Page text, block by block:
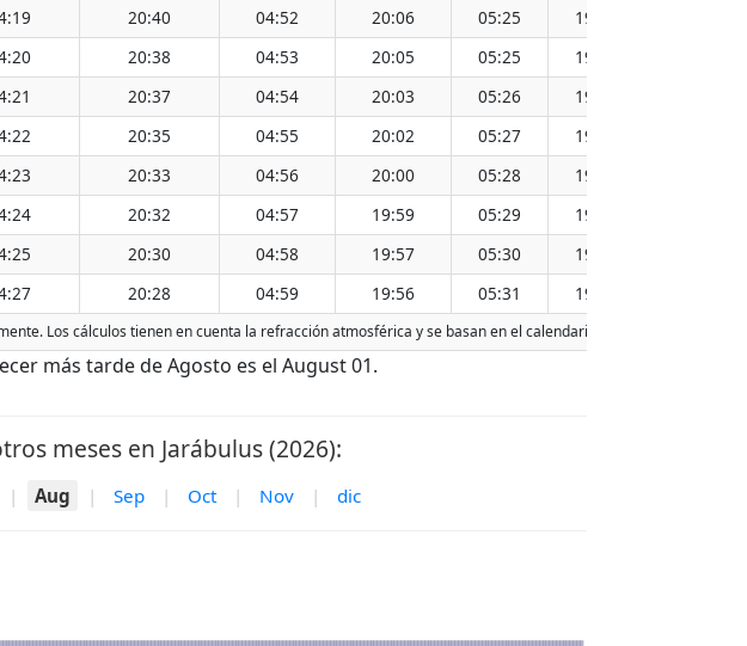
20:40 04:52 20:06 05:25 19:35
20:38 04:53 20:05 05:25 19:33
20:37 04:54 20:03 05:26 19:32
20:35 04:55 20:02 05:27 19:30
20:33 04:56 20:00 05:28 19:29
20:32 04:57 19:59 05:29 19:27
20:30 04:58 19:57 05:30 19:26
20:28 04:59 19:56 05:31 19:24
Los cálculos tienen en cuenta la refracción atmosférica y se basan en el calendario gregoriano. La fecha
más tarde de Agosto es el August 01.
meses en Jarábulus (2026):
| Aug | Sep | Oct | Nov | dic